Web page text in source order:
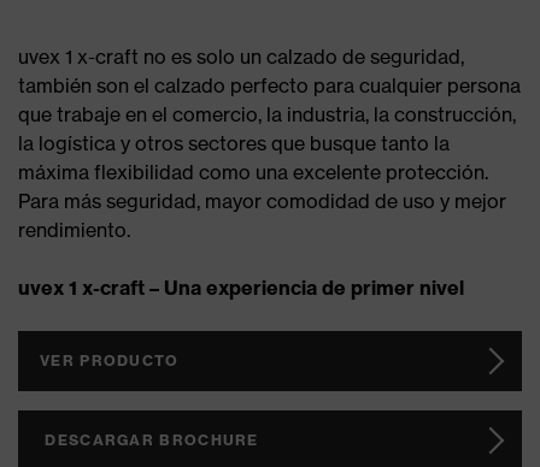
uvex 1 x-craft no es solo un calzado de seguridad,
también son el calzado perfecto para cualquier persona
que trabaje en el comercio, la industria, la construcción,
la logística y otros sectores que busque tanto la
máxima flexibilidad como una excelente protección.
Para más seguridad, mayor comodidad de uso y mejor
rendimiento.
uvex 1 x-craft – Una experiencia de primer nivel
VER PRODUCTO
DESCARGAR BROCHURE